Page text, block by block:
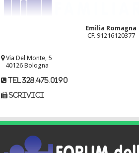
Emilia Romagna
CF. 91216120377
Via Del Monte, 5
40126 Bologna
tel 328.475.0190
scrivici